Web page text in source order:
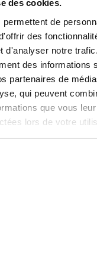
des cookies.
de
des
d'analyser notre
des informations
partenaires de
qui peuvent
que vous
lors de votre